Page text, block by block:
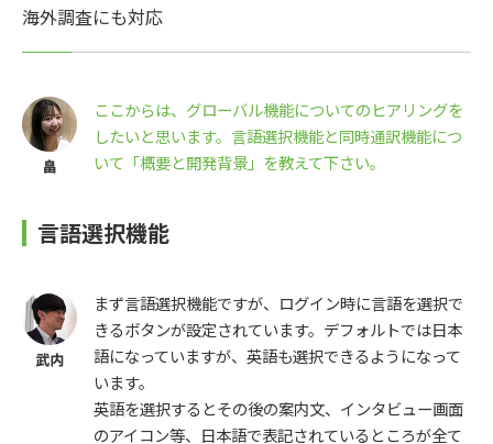
海外調査にも対応
ここからは、グローバル機能についてのヒアリングを
したいと思います。言語選択機能と同時通訳機能につ
いて「概要と開発背景」を教えて下さい。
言語選択機能
まず言語選択機能ですが、ログイン時に言語を選択で
きるボタンが設定されています。デフォルトでは日本
語になっていますが、英語も選択できるようになって
います。
英語を選択するとその後の案内文、インタビュー画面
のアイコン等、日本語で表記されているところが全て